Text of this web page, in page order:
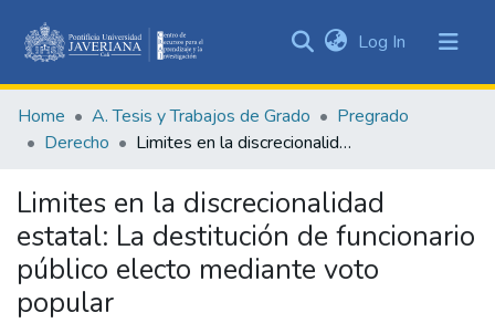
&
Collections
Statistics
Log In (current)
Home A. Tesis y Trabajos de Grado
Pregrado
Derecho
Limites en la discrecionalidad estatal: La destitución de funcionario público electo mediante voto popular
Limites en la discrecionalidad
estatal: La destitución de funcionario
público electo mediante voto
popular